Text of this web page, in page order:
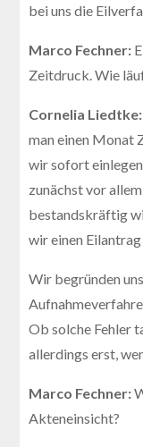
bei uns die
Marco Fechner:
Zeitdruck. Wie
Cornelia Liedtke:
man einen Monat
wir sofort
zunächst vor
bestandskräftig
wir einen
Wir begründen
Ob solche Fehler
allerdings erst,
Marco Fechner:
Akteneinsicht?